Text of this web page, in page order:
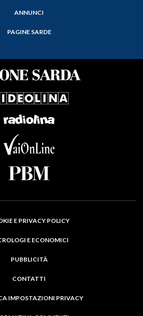
ANNUNCI
PAGINE SARDE
E PRIVACY POLICY
E ECONOMICI
PUBBLICITÀ
CONTATTI
IMPOSTAZIONI PRIVACY